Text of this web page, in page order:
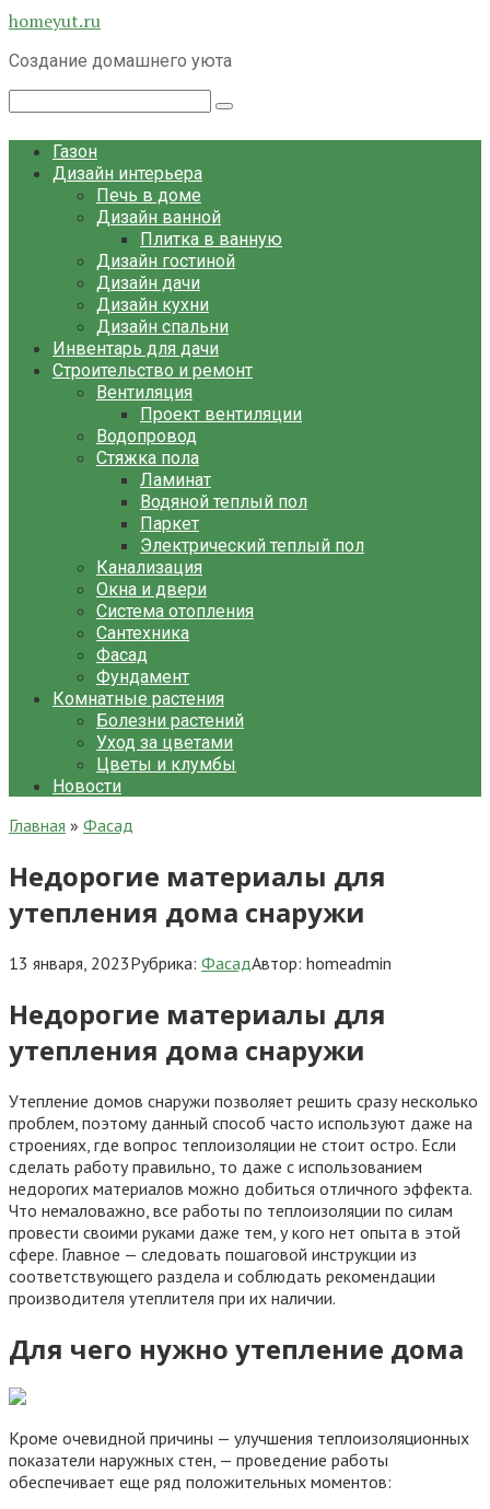
Перейти
контенту
homeyut.ru
Создание домашнего уюта
Газон
Дизайн интерьера
Печь в доме
Дизайн ванной
Плитка в ванную
Дизайн гостиной
Дизайн дачи
Дизайн кухни
Дизайн спальни
Инвентарь для дачи
Строительство и ремонт
Вентиляция
Проект вентиляции
Водопровод
Стяжка пола
Ламинат
Водяной теплый пол
Паркет
Электрический теплый пол
Канализация
Окна и двери
Система отопления
Сантехника
Фасад
Фундамент
Комнатные растения
Болезни растений
Уход за цветами
Цветы и клумбы
Новости
Главная » Фасад
Недорогие материалы для
утепления дома снаружи
13 января, 2023Рубрика: ФасадАвтор: homeadmin
Недорогие материалы для
утепления дома снаружи
Утепление домов снаружи позволяет решить сразу несколько
проблем, поэтому данный способ часто используют даже на
строениях, где вопрос теплоизоляции не стоит остро. Если
сделать работу правильно, то даже с использованием
недорогих материалов можно добиться отличного эффекта.
Что немаловажно, все работы по теплоизоляции по силам
провести своими руками даже тем, у кого нет опыта в этой
сфере. Главное — следовать пошаговой инструкции из
соответствующего раздела и соблюдать рекомендации
производителя утеплителя при их наличии.
Для чего нужно утепление дома
Кроме очевидной причины — улучшения теплоизоляционных
показатели наружных стен, — проведение работы
обеспечивает еще ряд положительных моментов: